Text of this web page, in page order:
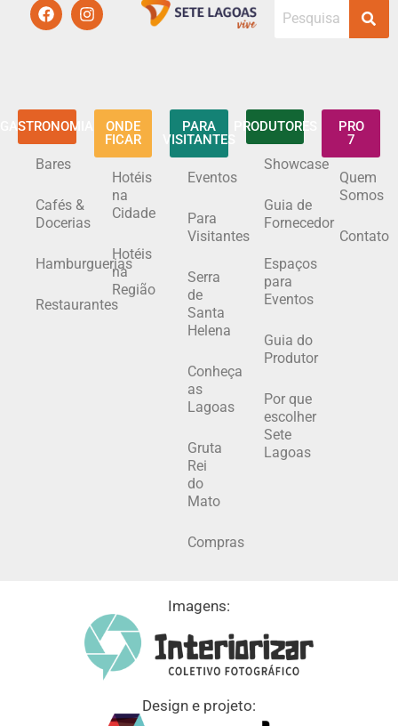
GASTRONOMIA
Bares
Cafés &
Docerias
Hamburguerias
Restaurantes
ONDE
FICAR
Hotéis
na
Cidade
Hotéis
na
Região
PARA
VISITANTES
Eventos
Para
Visitantes
Serra
de
Santa
Helena
Conheça
as
Lagoas
Gruta
Rei
do
Mato
Compras
PRODUTORES
Showcase
Guia de
Fornecedor
Espaços
para
Eventos
Guia do
Produtor
Por que
escolher
Sete
Lagoas
PRO
7
Quem
Somos
Contato
Imagens:
Design e projeto: